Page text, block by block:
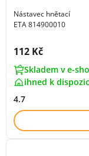
Nástavec hnětací
ETA 814900010
Cena s DPH:
112 Kč
Skladem v e-
ihned k
4.7